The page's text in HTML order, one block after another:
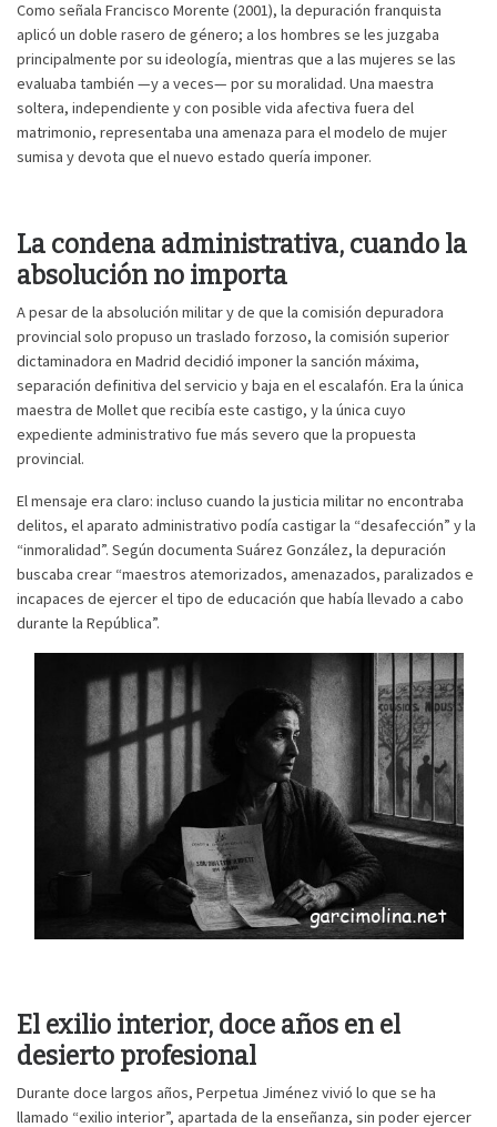
Como señala Francisco Morente (2001), la depuración franquista
aplicó un doble rasero de género; a los hombres se les juzgaba
principalmente por su ideología, mientras que a las mujeres se las
evaluaba también —y a veces— por su moralidad. Una maestra
soltera, independiente y con posible vida afectiva fuera del
matrimonio, representaba una amenaza para el modelo de mujer
sumisa y devota que el nuevo estado quería imponer.
La condena administrativa, cuando la
absolución no importa
A pesar de la absolución militar y de que la comisión depuradora
provincial solo propuso un traslado forzoso, la comisión superior
dictaminadora en Madrid decidió imponer la sanción máxima,
separación definitiva del servicio y baja en el escalafón. Era la única
maestra de Mollet que recibía este castigo, y la única cuyo
expediente administrativo fue más severo que la propuesta
provincial.
El mensaje era claro: incluso cuando la justicia militar no encontraba
delitos, el aparato administrativo podía castigar la “desafección” y la
“inmoralidad”. Según documenta Suárez González, la depuración
buscaba crear “maestros atemorizados, amenazados, paralizados e
incapaces de ejercer el tipo de educación que había llevado a cabo
durante la República”.
El exilio interior, doce años en el
desierto profesional
Durante doce largos años, Perpetua Jiménez vivió lo que se ha
llamado “exilio interior”, apartada de la enseñanza, sin poder ejercer